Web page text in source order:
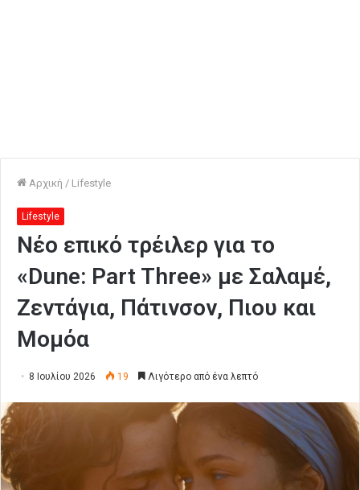
Αρχική / Lifestyle
Lifestyle
Νέο επικό τρέιλερ για το
«Dune: Part Three» με Σαλαμέ,
Ζεντάγια, Πάτινσον, Πιου και
Μομόα
8 Ιουλίου 2026 19 Λιγότερο από ένα λεπτό